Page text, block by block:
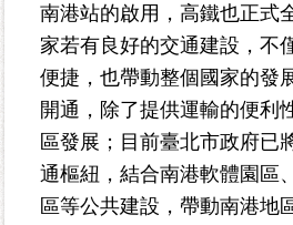
統
計
資
料
專
區
南港站的啟用，高鐵也正式
家若有良好的交通建設，不
便捷，也帶動整個國家的發
開通，除了提供運輸的便利
區發展；目前臺北市政府已
通樞紐，結合南港軟體園區
區等公共建設，帶動南港地